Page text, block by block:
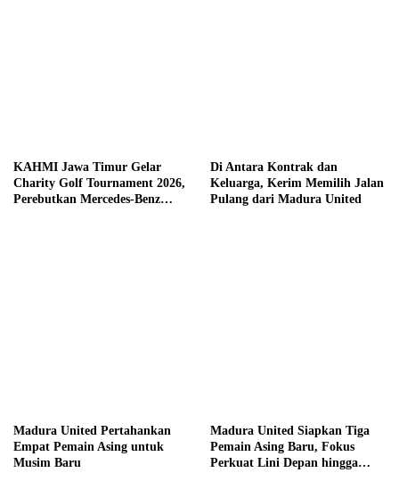
KAHMI Jawa Timur Gelar
Charity Golf Tournament 2026,
Perebutkan Mercedes-Benz
Di Antara Kontrak dan
Keluarga, Kerim Memilih Jalan
Pulang dari Madura United
Madura United Pertahankan
Empat Pemain Asing untuk
Musim Baru
Madura United Siapkan Tiga
Pemain Asing Baru, Fokus
Perkuat Lini Depan hingga